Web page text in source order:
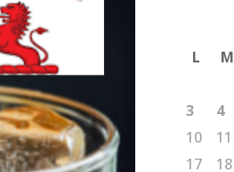
L M
3
4
10
11
17
18